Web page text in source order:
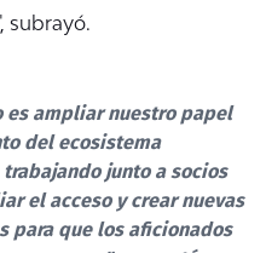
subrayó.
es ampliar nuestro papel
del ecosistema
junto a socios
el acceso y crear nuevas
para que los aficionados